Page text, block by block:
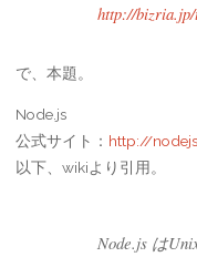
http://bizria.jp/
で、本題。
Node.js
公式サイト： http://
以下、wikiより引用。
Node.js は